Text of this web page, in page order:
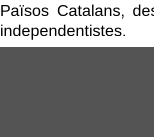
Països Catalans,
independentistes.